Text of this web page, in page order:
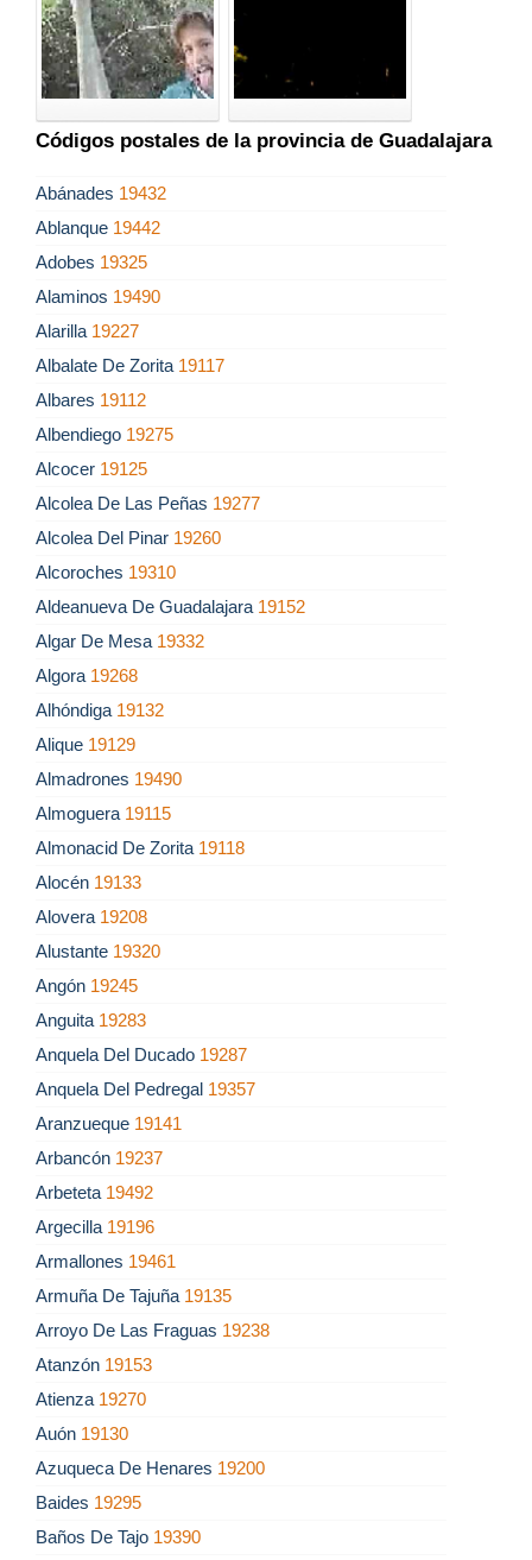
Códigos postales de la provincia de Guadalajara
Abánades 19432
Ablanque 19442
Adobes 19325
Alaminos 19490
Alarilla 19227
Albalate De Zorita 19117
Albares 19112
Albendiego 19275
Alcocer 19125
Alcolea De Las Peñas 19277
Alcolea Del Pinar 19260
Alcoroches 19310
Aldeanueva De Guadalajara 19152
Algar De Mesa 19332
Algora 19268
Alhóndiga 19132
Alique 19129
Almadrones 19490
Almoguera 19115
Almonacid De Zorita 19118
Alocén 19133
Alovera 19208
Alustante 19320
Angón 19245
Anguita 19283
Anquela Del Ducado 19287
Anquela Del Pedregal 19357
Aranzueque 19141
Arbancón 19237
Arbeteta 19492
Argecilla 19196
Armallones 19461
Armuña De Tajuña 19135
Arroyo De Las Fraguas 19238
Atanzón 19153
Atienza 19270
Auón 19130
Azuqueca De Henares 19200
Baides 19295
Baños De Tajo 19390